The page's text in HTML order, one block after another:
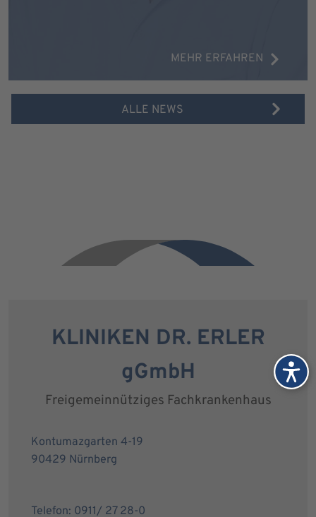
MEHR ERFAHREN
ALLE NEWS
KLINIKEN DR. ERLER
gGmbH
Freigemeinnütziges Fachkrankenhaus
Kontumazgarten 4-19
90429 Nürnberg
Telefon: 0911/ 27 28-0